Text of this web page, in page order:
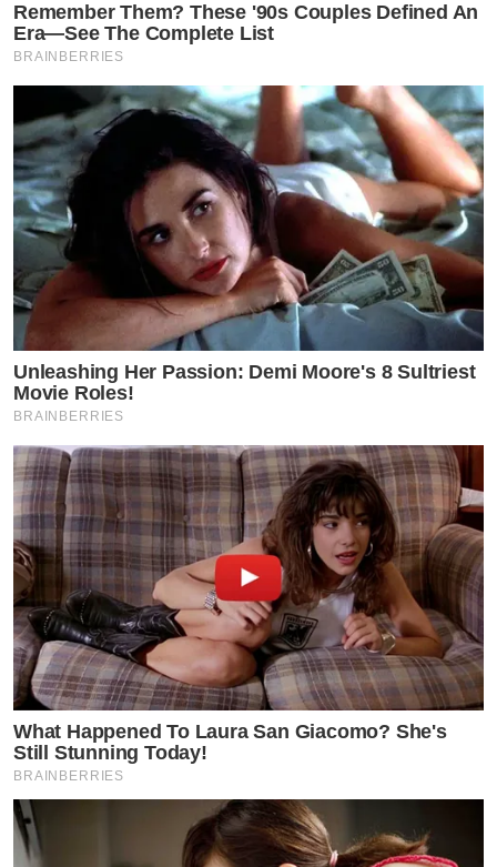
Remember Them? These '90s Couples Defined An
Era—See The Complete List
BRAINBERRIES
Unleashing Her Passion: Demi Moore's 8 Sultriest
Movie Roles!
BRAINBERRIES
What Happened To Laura San Giacomo? She's
Still Stunning Today!
BRAINBERRIES